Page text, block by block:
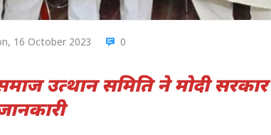
16 October 2023 0
उत्थान समिति ने मोदी